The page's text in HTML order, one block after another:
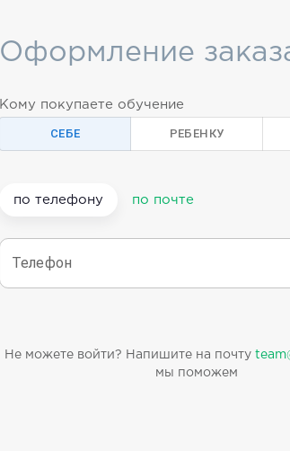
Оформление
Кому покупаете обучение
СЕБЕ РЕБЕНКУ
по телефону по почте
Телефон
Не можете войти? Напишите на почту
мы поможем